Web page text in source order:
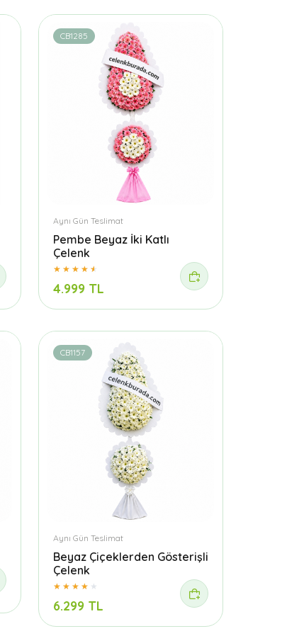
CB1285
Aynı Gün Teslimat
Pembe Beyaz İki Katlı
Çelenk
4.999 TL
CB1157
Aynı Gün Teslimat
Beyaz Çiçeklerden Gösterişli
Çelenk
6.299 TL